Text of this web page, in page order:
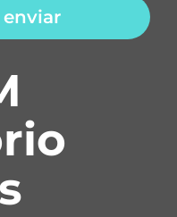
enviar